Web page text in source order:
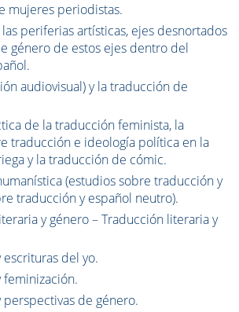
mujeres periodistas.
periferias artísticas, ejes desnortados
género de estos ejes dentro del
audiovisual) y la traducción de
de la traducción feminista, la
traducción e ideología política en la
y la traducción de cómic.
(estudios sobre traducción y
traducción y español neutro).
y género – Traducción literaria y
del yo.
feminización.
perspectivas de género.